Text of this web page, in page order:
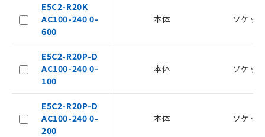
E5C2-R20K
AC100-240 0-
600
本体 ソケッ
E5C2-R20P-D
AC100-240 0-
100
本体 ソケッ
E5C2-R20P-D
AC100-240 0-
200
本体 ソケッ